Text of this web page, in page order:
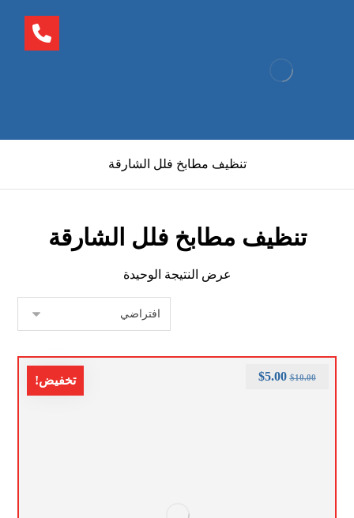
تنظيف مطابخ فلل الشارقة
تنظيف مطابخ فلل الشارقة
عرض النتيجة الوحيدة
تخفيض! $10.00
$5.00